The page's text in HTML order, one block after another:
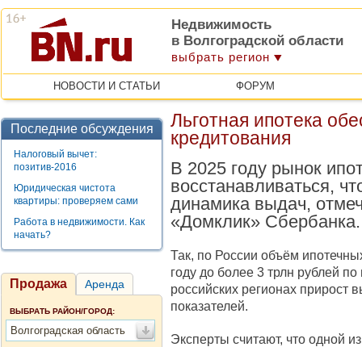
Недвижимость
в Волгоградской области
выбрать регион
НОВОСТИ И СТАТЬИ ФОРУМ
Последние обсуждения
Налоговый вычет:
позитив-2016
Юридическая чистота
квартиры: проверяем сами
Работа в недвижимости. Как
начать?
Продажа Аренда
ВЫБРАТЬ РАЙОН/ГОРОД:
Волгоградская область
Льготная ипотека
кредитования
В 2025 году рынок
восстанавливаться,
динамика выдач,
«Домклик» Сбербанка.
Так, по России объём
году до более 3 трлн рублей
российских регионах
показателей.
Эксперты считают, что одной